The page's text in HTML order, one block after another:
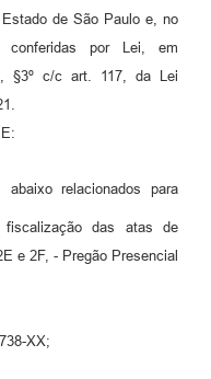
de São Paulo e, no
por Lei, em
§3º c/c art. 117, da Lei
relacionados para
das atas de
e 2F, - Pregão Presencial
XX;